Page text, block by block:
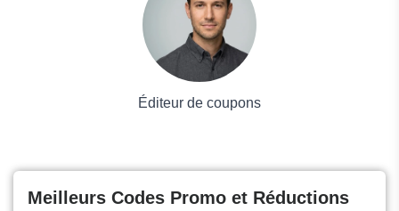
Éditeur de coupons
Meilleurs Codes Promo et Réductions